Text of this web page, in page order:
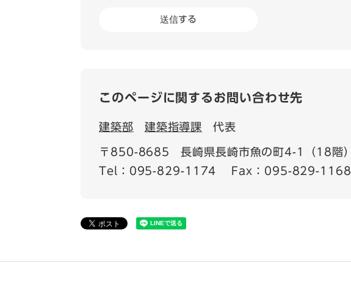
このページに関するお問い合わせ先
建築部 建築指導課 代表
〒850-8685
長崎県長崎市魚の町4-1（18階）
Tel：095-829-1174
Fax：095-829-1168